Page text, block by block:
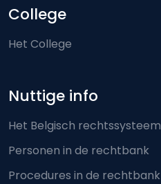
College
Het College
Nuttige info
Het Belgisch rechtssysteem
Personen in de rechtbank
Procedures in de rechtbank